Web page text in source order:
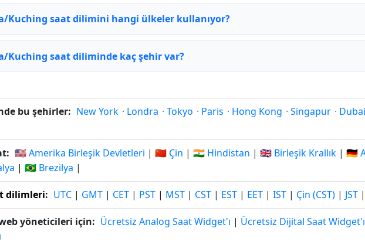
Kuching saat dilimini hangi ülkeler kullanıyor?
Kuching saat diliminde kaç şehir var?
bu şehirler: New York · Londra · Tokyo · Paris · Hong Kong · Singapur · Dubai
🇺🇸 Amerika Birleşik Devletleri | 🇨🇳 Çin | 🇮🇳 Hindistan | 🇬🇧 Birleşik Krallık | 🇩🇪
| 🇧🇷 Brezilya |
dilimleri: UTC | GMT | CET | PST | MST | CST | EST | EET | IST | Çin (CST) | JST |
yöneticileri için: Ücretsiz Analog Saat Widget'ı | Ücretsiz Dijital Saat Widget'ı